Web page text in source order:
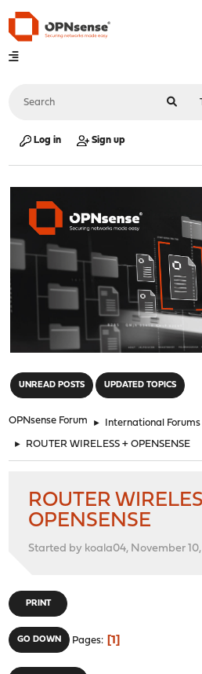
Log in Sign up
UNREAD POSTS UPDATED TOPICS
OPNsense Forum ► International Forums
► ROUTER WIRELESS + OPENSENSE
ROUTER
OPENSENSE
Started by koala04, November 10,
PRINT
GO DOWN Pages 1